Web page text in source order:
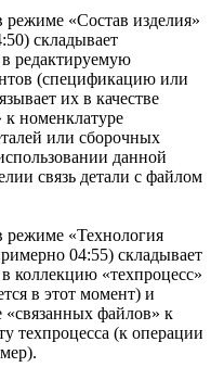
«Состав изделия»
складывает
редактируемую
(спецификацию или
их в качестве
к номенклатуре
или сборочных
данной
связь детали с файлом
«Технология
04:55) складывает
коллекцию «техпроцесс»
в этот момент) и
«связанных файлов» к
техпроцесса (к операции